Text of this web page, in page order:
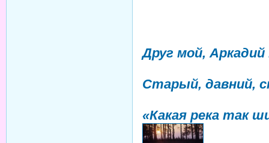
Друг мой, Аркадий
Старый, давний,
«Какая река так